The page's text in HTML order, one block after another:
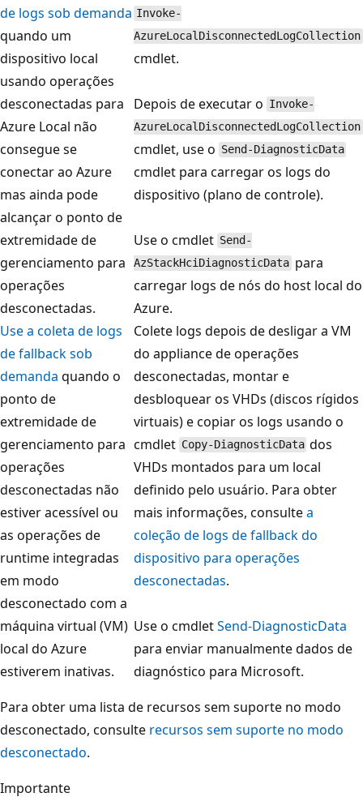
de logs sob demanda
quando um
dispositivo local
usando operações
desconectadas para
Azure Local não
consegue se
conectar ao Azure
mas ainda pode
alcançar o ponto de
extremidade de
gerenciamento para
operações
desconectadas.
Invoke-
AzureLocalDisconnectedLogCollection
cmdlet.
Depois de executar o Invoke-
AzureLocalDisconnectedLogCollection
cmdlet, use o Send-DiagnosticData
cmdlet para carregar os logs do
dispositivo (plano de controle).
Use o cmdlet Send-
AzStackHciDiagnosticData para
carregar logs de nós do host local do
Azure.
Use a coleta de logs
de fallback sob
demanda quando o
ponto de
extremidade de
gerenciamento para
operações
desconectadas não
estiver acessível ou
as operações de
runtime integradas
em modo
desconectado com a
máquina virtual (VM)
local do Azure
estiverem inativas.
Colete logs depois de desligar a VM
do appliance de operações
desconectadas, montar e
desbloquear os VHDs (discos rígidos
virtuais) e copiar os logs usando o
cmdlet Copy-DiagnosticData dos
VHDs montados para um local
definido pelo usuário. Para obter
mais informações, consultea
coleção de logs de fallback do
dispositivo para operações
desconectadas.
Use o cmdletSend-DiagnosticData
para enviar manualmente dados de
diagnóstico para Microsoft.
Para obter uma lista de recursos sem suporte no modo
desconectado, consulte recursos sem suporte no modo
desconectado.
Importante